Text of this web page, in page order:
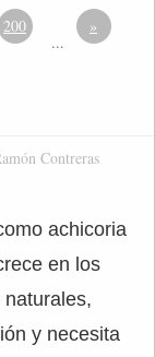
200
...
»
Contreras
achicoria
en los
y necesita